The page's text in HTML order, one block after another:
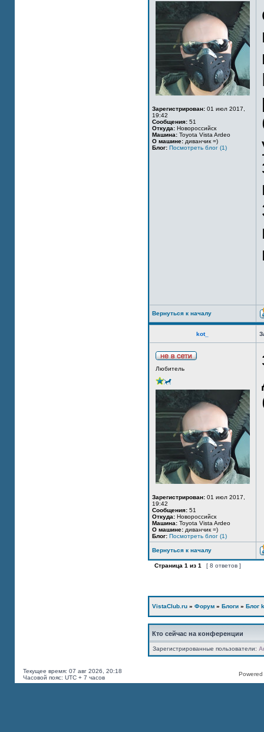
Зарегистрирован: 01 июл 2017,
19:42
Сообщения: 51
Откуда: Новороссийск
Машина: Toyota Vista Ardeo
О машине: диванчик =)
Блог: Посмотреть блог (1)
Вернуться к началу
kot_
Любитель
Зарегистрирован: 01 июл 2017,
19:42
Сообщения: 51
Откуда: Новороссийск
Машина: Toyota Vista Ardeo
О машине: диванчик =)
Блог: Посмотреть блог (1)
Вернуться к началу
Страница 1 из 1 [ 8 ответов ]
VistaClub.ru » Форум » Блоги » Блог
Кто сейчас на конференции
Зарегистрированные пользователи:
Текущее время: 07 авг 2026, 20:18
Часовой пояс: UTC + 7 часов